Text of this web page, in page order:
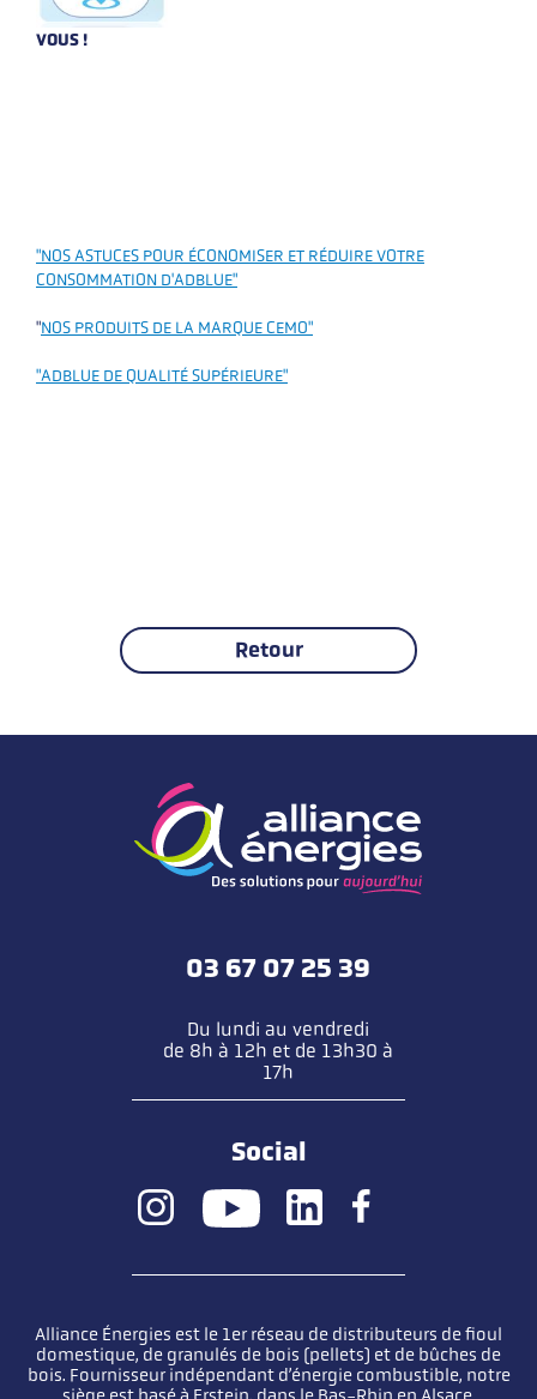
VOUS !
"NOS ASTUCES POUR ÉCONOMISER ET RÉDUIRE VOTRE
CONSOMMATION D'ADBLUE"
"NOS PRODUITS DE LA MARQUE CEMO"
"ADBLUE DE QUALITÉ SUPÉRIEURE"
Retour
03 67 07 25 39
Du lundi au vendredi
de 8h à 12h et de 13h30 à
17h
Social
Alliance Énergies est le 1er réseau de distributeurs de fioul
domestique, de granulés de bois (pellets) et de bûches de
bois. Fournisseur indépendant d’énergie combustible, notre